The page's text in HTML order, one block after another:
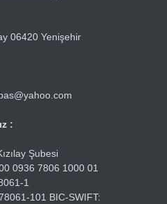
06420 Yenişehir
:
Şubesi
0936 7806 1000 01
1
101 BIC-SWIFT: